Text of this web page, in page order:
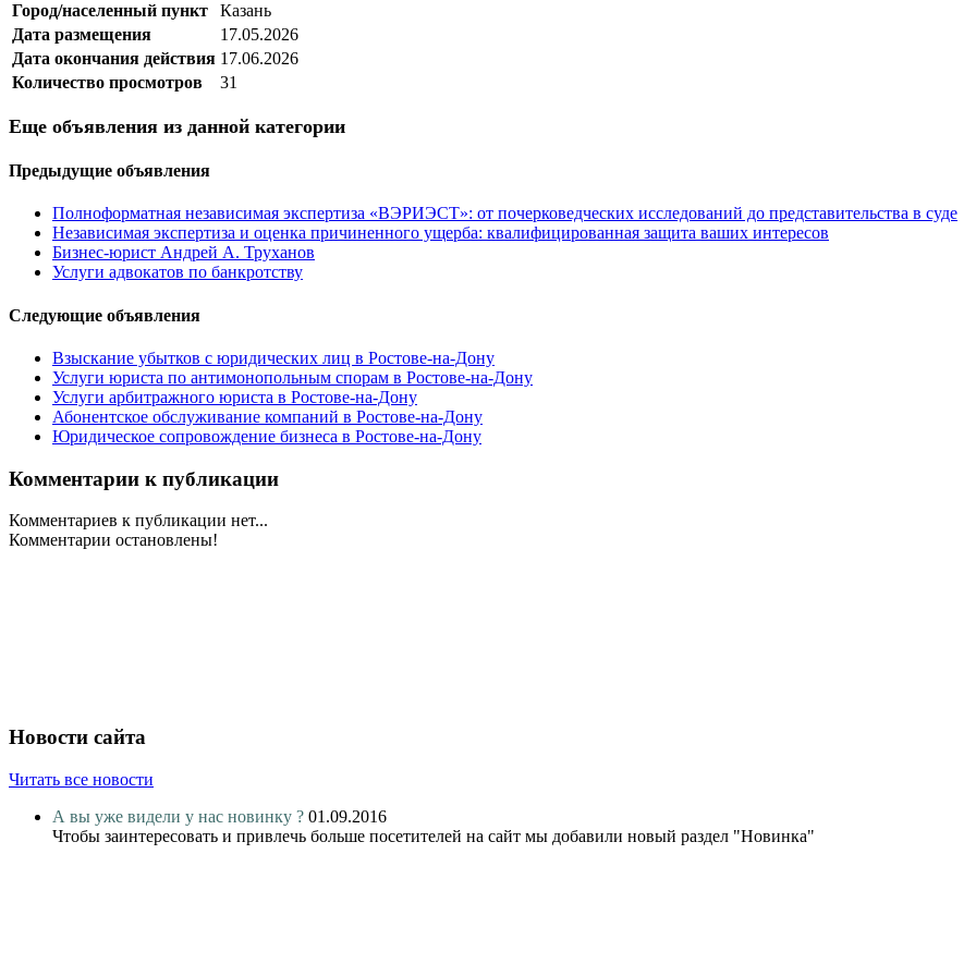
Город/населенный пункт
Казань
Дата размещения
17.05.2026
Дата окончания действия 17.06.2026
Количество просмотров
31
Еще объявления из данной категории
Предыдущие объявления
Полноформатная независимая экспертиза «ВЭРИЭСТ»: от почерковедческих исследований до представительства в суде
Независимая экспертиза и оценка причиненного ущерба: квалифицированная защита ваших интересов
Бизнес-юрист Андрей А. Труханов
Услуги адвокатов по банкротству
Следующие объявления
Взыскание убытков с юридических лиц в Ростове-на-Дону
Услуги юриста по антимонопольным спорам в Ростове-на-Дону
Услуги арбитражного юриста в Ростове-на-Дону
Абонентское обслуживание компаний в Ростове-на-Дону
Юридическое сопровождение бизнеса в Ростове-на-Дону
Комментарии к публикации
Комментариев к публикации нет...
Комментарии остановлены!
Новости сайта
Читать все новости
А вы уже видели у нас новинку ? 01.09.2016
Чтобы заинтересовать и привлечь больше посетителей на сайт мы добавили новый раздел "Новинка"